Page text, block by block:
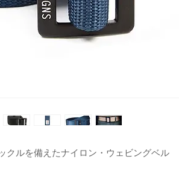
クルを備えたナイロン・ウェビングベル